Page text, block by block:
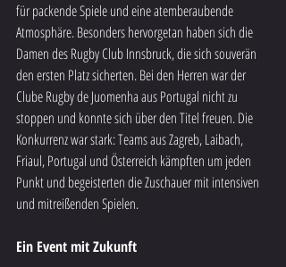
für packende Spiele und eine atemberaubende
Atmosphäre. Besonders hervorgetan haben sich die
Damen des Rugby Club Innsbruck, die sich souverän
den ersten Platz sicherten. Bei den Herren war der
Clube Rugby de Juomenha aus Portugal nicht zu
stoppen und konnte sich über den Titel freuen. Die
Konkurrenz war stark: Teams aus Zagreb, Laibach,
Friaul, Portugal und Österreich kämpften um jeden
Punkt und begeisterten die Zuschauer mit intensiven
und mitreißenden Spielen.
Ein Event mit Zukunft